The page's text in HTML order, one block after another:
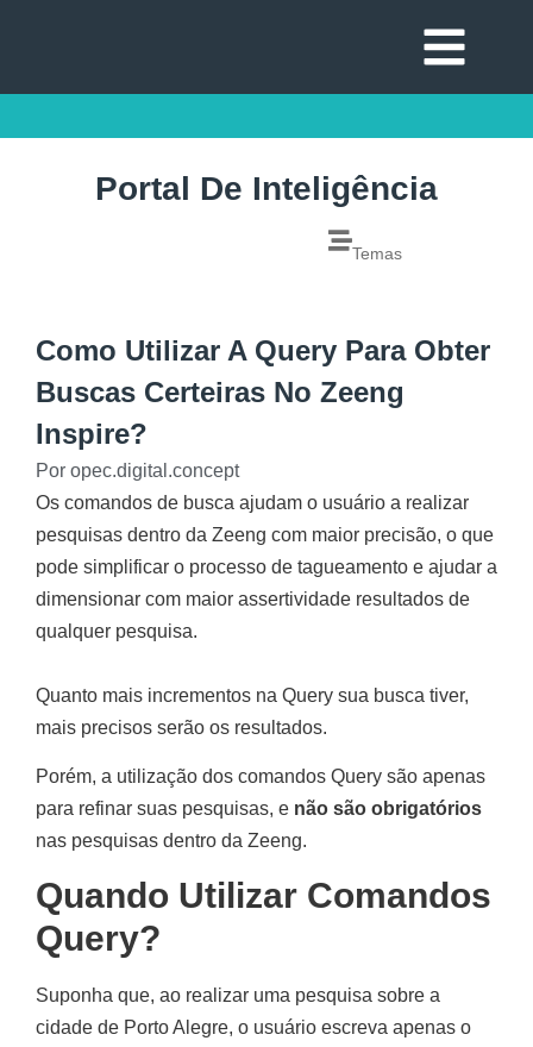
Portal De Inteligência
Temas
Como Utilizar A Query Para Obter
Buscas Certeiras No Zeeng
Inspire?
Por opec.digital.concept
Os comandos de busca ajudam o usuário a realizar
pesquisas dentro da Zeeng com maior precisão, o que
pode simplificar o processo de tagueamento e ajudar a
dimensionar com maior assertividade resultados de
qualquer pesquisa.
Quanto mais incrementos na Query sua busca tiver,
mais precisos serão os resultados.
Porém, a utilização dos comandos Query são apenas
para refinar suas pesquisas, e não são obrigatórios
nas pesquisas dentro da Zeeng.
Quando Utilizar Comandos
Query?
Suponha que, ao realizar uma pesquisa sobre a
cidade de Porto Alegre, o usuário escreva apenas o